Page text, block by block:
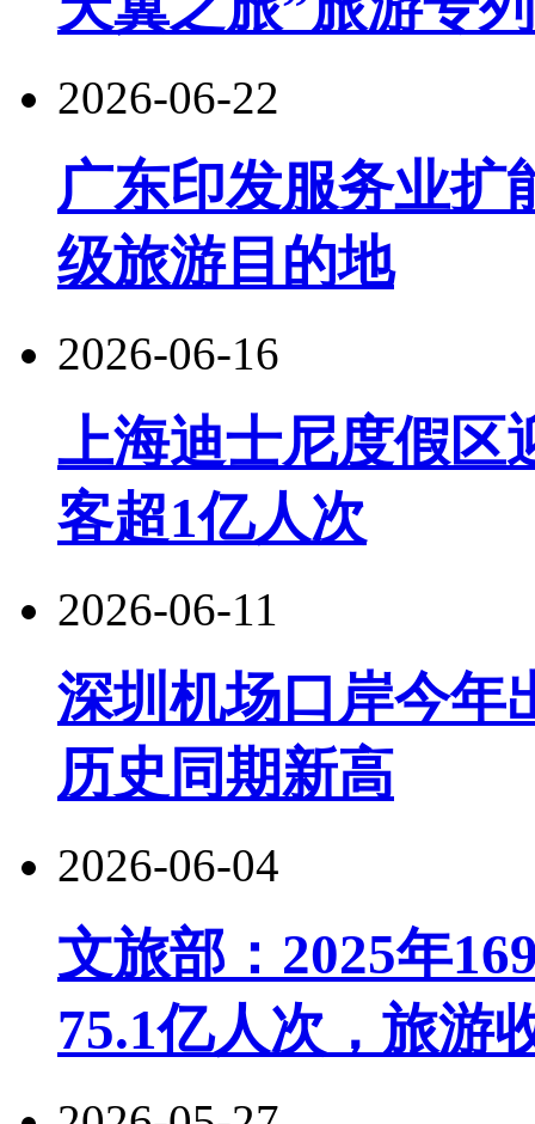
2026-06-22
广东印发服务业扩
级旅游目的地
2026-06-16
上海迪士尼度假区
客超1亿人次
2026-06-11
深圳机场口岸今年
历史同期新高
2026-06-04
文旅部：2025年
75.1亿人次，旅游